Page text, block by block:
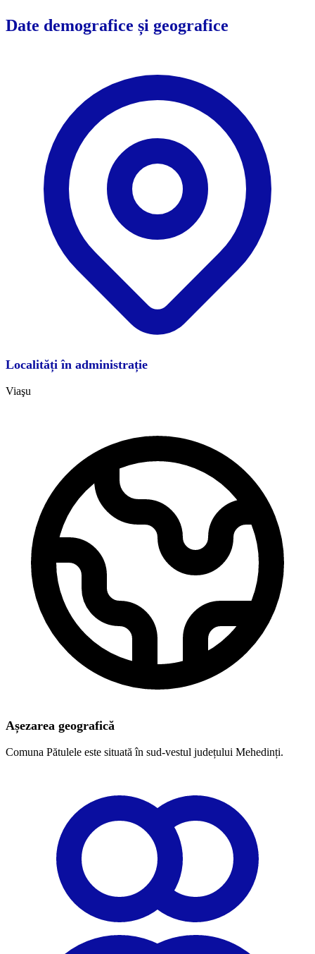
Date demografice și geografice
Localități în administrație
Viaşu
Așezarea geografică
Comuna Pătulele este situată în sud-vestul județului Mehedinți.